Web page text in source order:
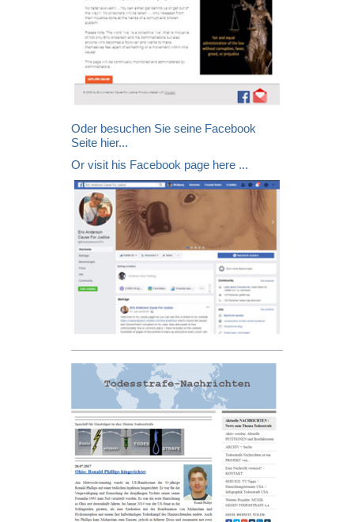
Oder besuchen Sie seine Facebook
Seite hier...
Or visit his Facebook page here ...